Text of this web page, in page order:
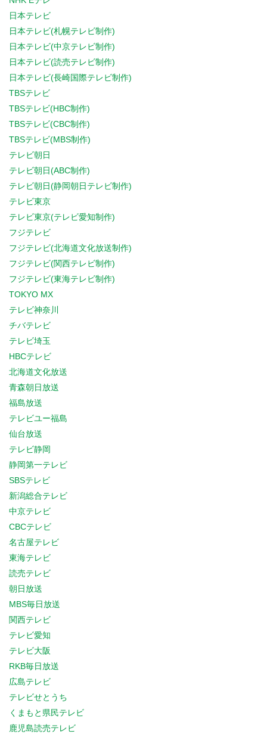
日本テレビ
日本テレビ(札幌テレビ制作)
日本テレビ(中京テレビ制作)
日本テレビ(読売テレビ制作)
日本テレビ(長崎国際テレビ制作)
TBSテレビ
TBSテレビ(HBC制作)
TBSテレビ(CBC制作)
TBSテレビ(MBS制作)
テレビ朝日
テレビ朝日(ABC制作)
テレビ朝日(静岡朝日テレビ制作)
テレビ東京
テレビ東京(テレビ愛知制作)
フジテレビ
フジテレビ(北海道文化放送制作)
フジテレビ(関西テレビ制作)
フジテレビ(東海テレビ制作)
TOKYO MX
テレビ神奈川
チバテレビ
テレビ埼玉
HBCテレビ
北海道文化放送
青森朝日放送
福島放送
テレビユー福島
仙台放送
テレビ静岡
静岡第一テレビ
SBSテレビ
新潟総合テレビ
中京テレビ
CBCテレビ
名古屋テレビ
東海テレビ
読売テレビ
朝日放送
MBS毎日放送
関西テレビ
テレビ愛知
テレビ大阪
RKB毎日放送
広島テレビ
テレビせとうち
くまもと県民テレビ
鹿児島読売テレビ